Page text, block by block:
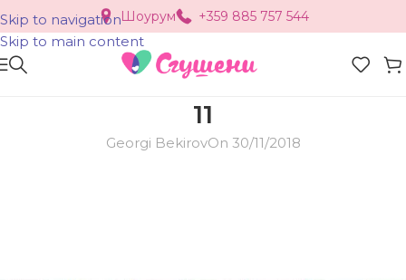
Skip to navigation
Skip to main content
Шоурум +359 885 757 544
11
Georgi BekirovOn 30/11/2018